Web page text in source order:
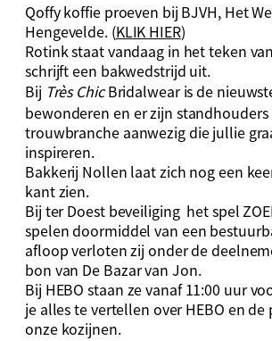
Qoffy koffie proeven bij BJVH, Het
Hengevelde. (KLIK HIER)
Rotink staat vandaag in het teken
schrijft een bakwedstrijd uit.
Bij Très ChicBridalwear is de
bewonderen en er zijn
trouwbranche aanwezig die jullie
inspireren.
Bakkerij Nollen laat zich nog een
kant zien.
Bij ter Doest beveiliging het spel
spelen doormiddel van een
afloop verloten zij onder de
bon van De Bazar van Jon.
Bij HEBO staan ze vanaf 11:00 uur
je alles te vertellen over HEBO en
onze kozijnen.